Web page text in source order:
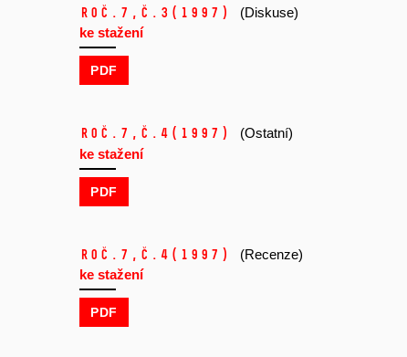
Roč.7, č.3 (1997)
(Diskuse)
ke stažení
PDF
Roč.7, č.4 (1997)
(Ostatní)
ke stažení
PDF
Roč.7, č.4 (1997)
(Recenze)
ke stažení
PDF